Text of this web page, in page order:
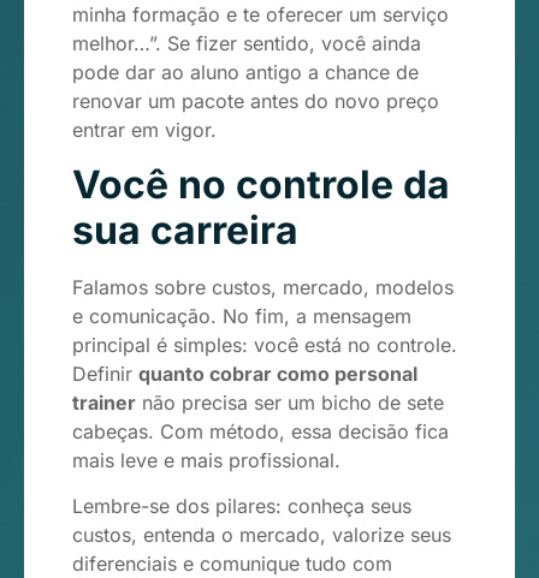
minha formação e te oferecer um serviço
melhor…”. Se fizer sentido, você ainda
pode dar ao aluno antigo a chance de
renovar um pacote antes do novo preço
entrar em vigor.
Você no controle da
sua carreira
Falamos sobre custos, mercado, modelos
e comunicação. No fim, a mensagem
principal é simples: você está no controle.
Definir quanto cobrar como personal
trainer não precisa ser um bicho de sete
cabeças. Com método, essa decisão fica
mais leve e mais profissional.
Lembre-se dos pilares: conheça seus
custos, entenda o mercado, valorize seus
diferenciais e comunique tudo com